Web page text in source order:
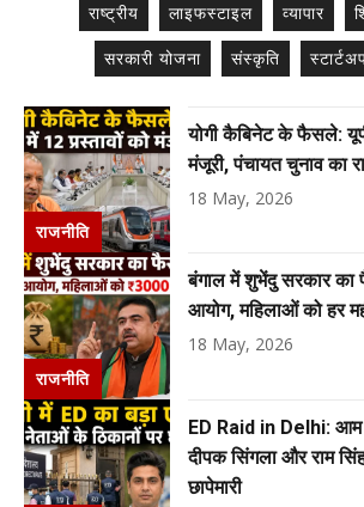
राष्ट्रीय
लाइफस्टाइल व्यापार
सरकारी योजना
संस्कृति
राजनीति
योगी कैबिनेट के फैसले:
मंजूरी, पंचायत चुनाव का
18 May, 2026
राजनीति
बंगाल में शुभेंदु सरकार का
आयोग, महिलाओं को हर
18 May, 2026
ED Raid in Delhi: आम
दीपक सिंगला और राम
छापेमारी